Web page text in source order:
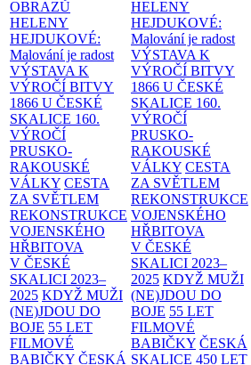
OBRAZŮ
HELENY
HEJDUKOVÉ:
Malování je radost
VÝSTAVA K
VÝROČÍ BITVY
1866 U ČESKÉ
SKALICE 160.
VÝROČÍ
PRUSKO-
RAKOUSKÉ
VÁLKY CESTA
ZA SVĚTLEM
REKONSTRUKCE
VOJENSKÉHO
HŘBITOVA
V ČESKÉ
SKALICI 2023–
2025 KDYŽ MUŽI
(NE)JDOU DO
BOJE 55 LET
FILMOVÉ
BABIČKY ČESKÁ
HELENY
HEJDUKOVÉ:
Malování je radost
VÝSTAVA K
VÝROČÍ BITVY
1866 U ČESKÉ
SKALICE 160.
VÝROČÍ
PRUSKO-
RAKOUSKÉ
VÁLKY CESTA
ZA SVĚTLEM
REKONSTRUKCE
VOJENSKÉHO
HŘBITOVA
V ČESKÉ
SKALICI 2023–
2025 KDYŽ MUŽI
(NE)JDOU DO
BOJE 55 LET
FILMOVÉ
BABIČKY ČESKÁ
SKALICE 450 LET